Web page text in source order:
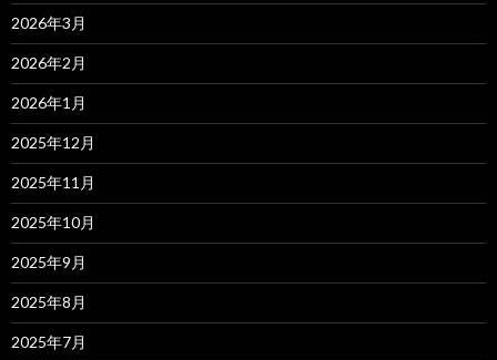
2026年3月
2026年2月
2026年1月
2025年12月
2025年11月
2025年10月
2025年9月
2025年8月
2025年7月